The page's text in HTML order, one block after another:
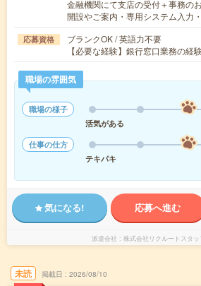
金融機関にて支店の受付＋事務の
開設やご案内・専用システム入力
応募資格
ブランクOK / 英語力不要
【必要な経験】銀行窓口業務の経
職場の雰囲気
職場の様子
活気がある
仕事の仕方
テキパキ
気になる! 応募へ進む
派遣会社 株式会社リクルートスタ
未読 掲載日 2026/08/10